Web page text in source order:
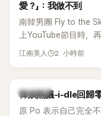
愛？」：我做不到
南韓男團 Fly to the
上YouTube節目時，
另一半的口臭、便便
江南美人 2 小時前
熱議討論
韓娛熱議-i-dle回歸
原 Po 表示自己完全